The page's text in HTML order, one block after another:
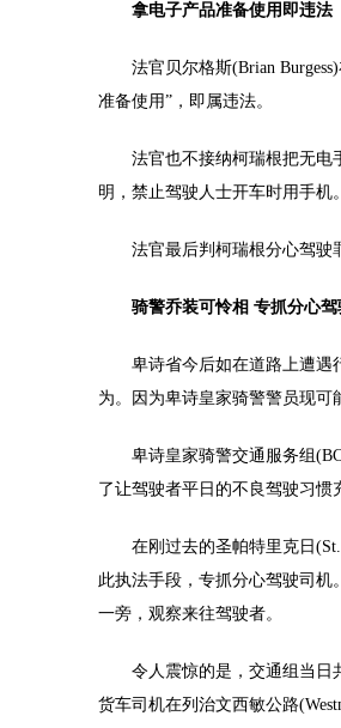
拿电子产品准备使用即违法
法官贝尔格斯(Brian Burgess)
准备使用”，即属违法。
法官也不接纳柯瑞根把无电手
明，禁止驾驶人士开车时用手机
法官最后判柯瑞根分心驾驶罪
骑警乔装可怜相 专抓分心驾
卑诗省今后如在道路上遭遇行
为。因为卑诗皇家骑警警员现可
卑诗皇家骑警交通服务组(BC
了让驾驶者平日的不良驾驶习惯
在刚过去的圣帕特里克日(St.
此执法手段，专抓分心驾驶司机
一旁，观察来往驾驶者。
令人震惊的是，交通组当日共
货车司机在列治文西敏公路